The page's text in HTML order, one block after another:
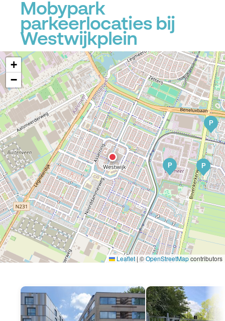
Mobypark
parkeerlocaties bij
Westwijkplein
P P
P
+
−
Leaflet|©OpenStreetMapcontributors